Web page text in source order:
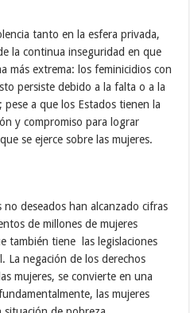
tanto en la esfera privada,
la continua inseguridad en que
más extrema: los feminicidios con
persiste debido a la falta o a la
pese a que los Estados tienen la
y compromiso para lograr
se ejerce sobre las mujeres.
no deseados han alcanzado cifras
de millones de mujeres
también tiene las legislaciones
La negación de los derechos
mujeres, se convierte en una
las mujeres